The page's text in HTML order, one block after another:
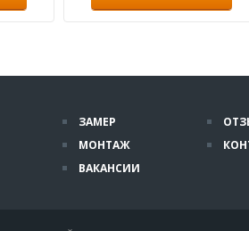
ЗАМЕР
МОНТАЖ
ВАКАНСИИ